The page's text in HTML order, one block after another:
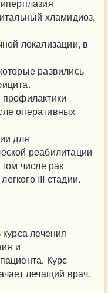
хламидиоз,
локализации, в
развились
оперативных
для
реабилитации
числе рак
III стадии.
лечения
и
Курс
лечащий врач.